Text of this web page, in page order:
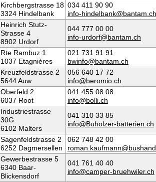
Kirchbergstrasse 18
3324 Hindelbank
034 411 90 90
info-hindelbank@bantam.ch
Heinrich Stutz-
Strasse 4
8902 Urdorf
044 777 00 00
info-urdorf@bantam.ch
Rte Rambuz 1
1037 Etagnières
021 731 91 91
bwinfo@bantam.ch
Kreuzfeldstrasse 2
5644 Auw
056 640 17 72
info@beromio.ch
Oberfeld 2
6037 Root
041 455 08 08
info@bolli.ch
Industriestrasse
30G
6102 Malters
041 310 33 85
info@Buholzer-batterien.ch
Sagenfeldstrasse 2
6252 Dagmersellen
062 748 42 00
Gewerbestrasse 5
6340 Baar-
Blickensdorf
041 761 40 40
info@camper-bruehwiler.ch